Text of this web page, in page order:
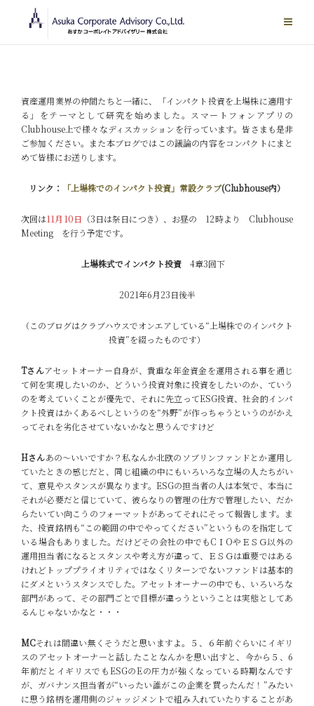
content
資産運用業界の仲間たちと一緒に、「インパクト投資を上場株に適用す
る」をテーマとして研究を始めました。スマートフォンアプリの
Clubhouse上で様々なディスカッションを行っています。皆さまも是非
ご参加ください。また本ブログではこの議論の内容をコンパクトにまと
めて皆様にお送りします。
リンク： 「上場株でのインパクト投資」常設クラブ(Clubhouse内）
次回は11月10日 （3日は祭日につき）、お昼の 12時より Clubhouse
Meeting を行う予定です。
上場株式でインパクト投資4章3回下
2021年6月23日後半
（このブログはクラブハウスでオンエアしている“上場株でのインパクト
投資”を綴ったものです）
Tさんアセットオーナー自身が、貴重な年金資金を運用される事を通じ
て何を実現したいのか、どういう投資対象に投資をしたいのか、ていう
のを考えていくことが優先で、それに先立ってESG投資、社会的インパ
クト投資はかくあるべしというのを“外野”が作っちゃうというのがかえ
ってそれを劣化させていないかなと思うんですけど
Hさんあの〜いいですか？私なんか北欧のソブリンファンドとか運用し
ていたときの感じだと、同じ組織の中にもいろいろな立場の人たちがい
て、意見やスタンスが異なります。ESGの担当者の人は本気で、本当に
それが必要だと信じていて、彼らなりの管理の仕方で管理したい、だか
らたいてい向こうのフォーマットがあってそれにそって報告します。ま
た、投資銘柄も“この範囲の中でやってください”というものを指定して
いる場合もありました。だけどその会社の中でもCＩOやＥＳＧ以外の
運用担当者になるとスタンスや考え方が違って、ＥＳＧは重要ではある
けれどトッププライオリティではなくリターンでないファンドは基本的
にダメというスタンスでした。アセットオーナーの中でも、いろいろな
部門があって、その部門ごとで目標が違っうということは実態としてあ
るんじゃないかなと・・・
MCそれは間違い無くそうだと思いますよ。５、６年前ぐらいにイギリ
スのアセットオーナーと話したことなんかを思い出すと、今から５、6
年前だとイギリスでもESGのEの圧力が強くなっている時期なんです
が、ガバナンス担当者が“いったい誰がこの企業を買ったんだ！”みたい
に思う銘柄を運用側のジャッジメントで組み入れていたりすることがあ